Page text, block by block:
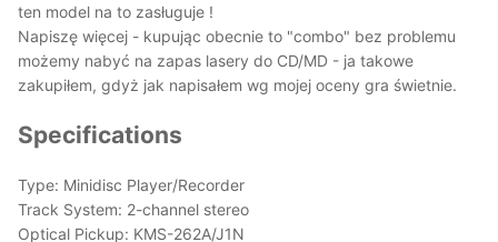
ten model na to zasługuje !
Napiszę więcej - kupując obecnie to "combo" bez problemu
możemy nabyć na zapas lasery do CD/MD - ja takowe
zakupiłem, gdyż jak napisałem wg mojej oceny gra świetnie.
Specifications
Type: Minidisc Player/Recorder
Track System: 2-channel stereo
Optical Pickup: KMS-262A/J1N